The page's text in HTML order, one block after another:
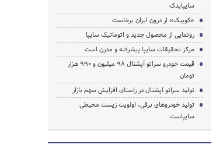
سایپایدک
«کوییک» از درون ایران برخاست
رونمایی از محصول جدید و اتوماتیک سایپا
مرکز تحقیقات سایپا پیشرفته و مدرن است
قیمت خودرو سراتو آپشنال 98 میلیون و 990 هزار
تومان
تولید سراتو آپشنال در راستای افزایش سهم بازار
تولید خودروهای برقی، اولویت زیست محیطی
سایپاست